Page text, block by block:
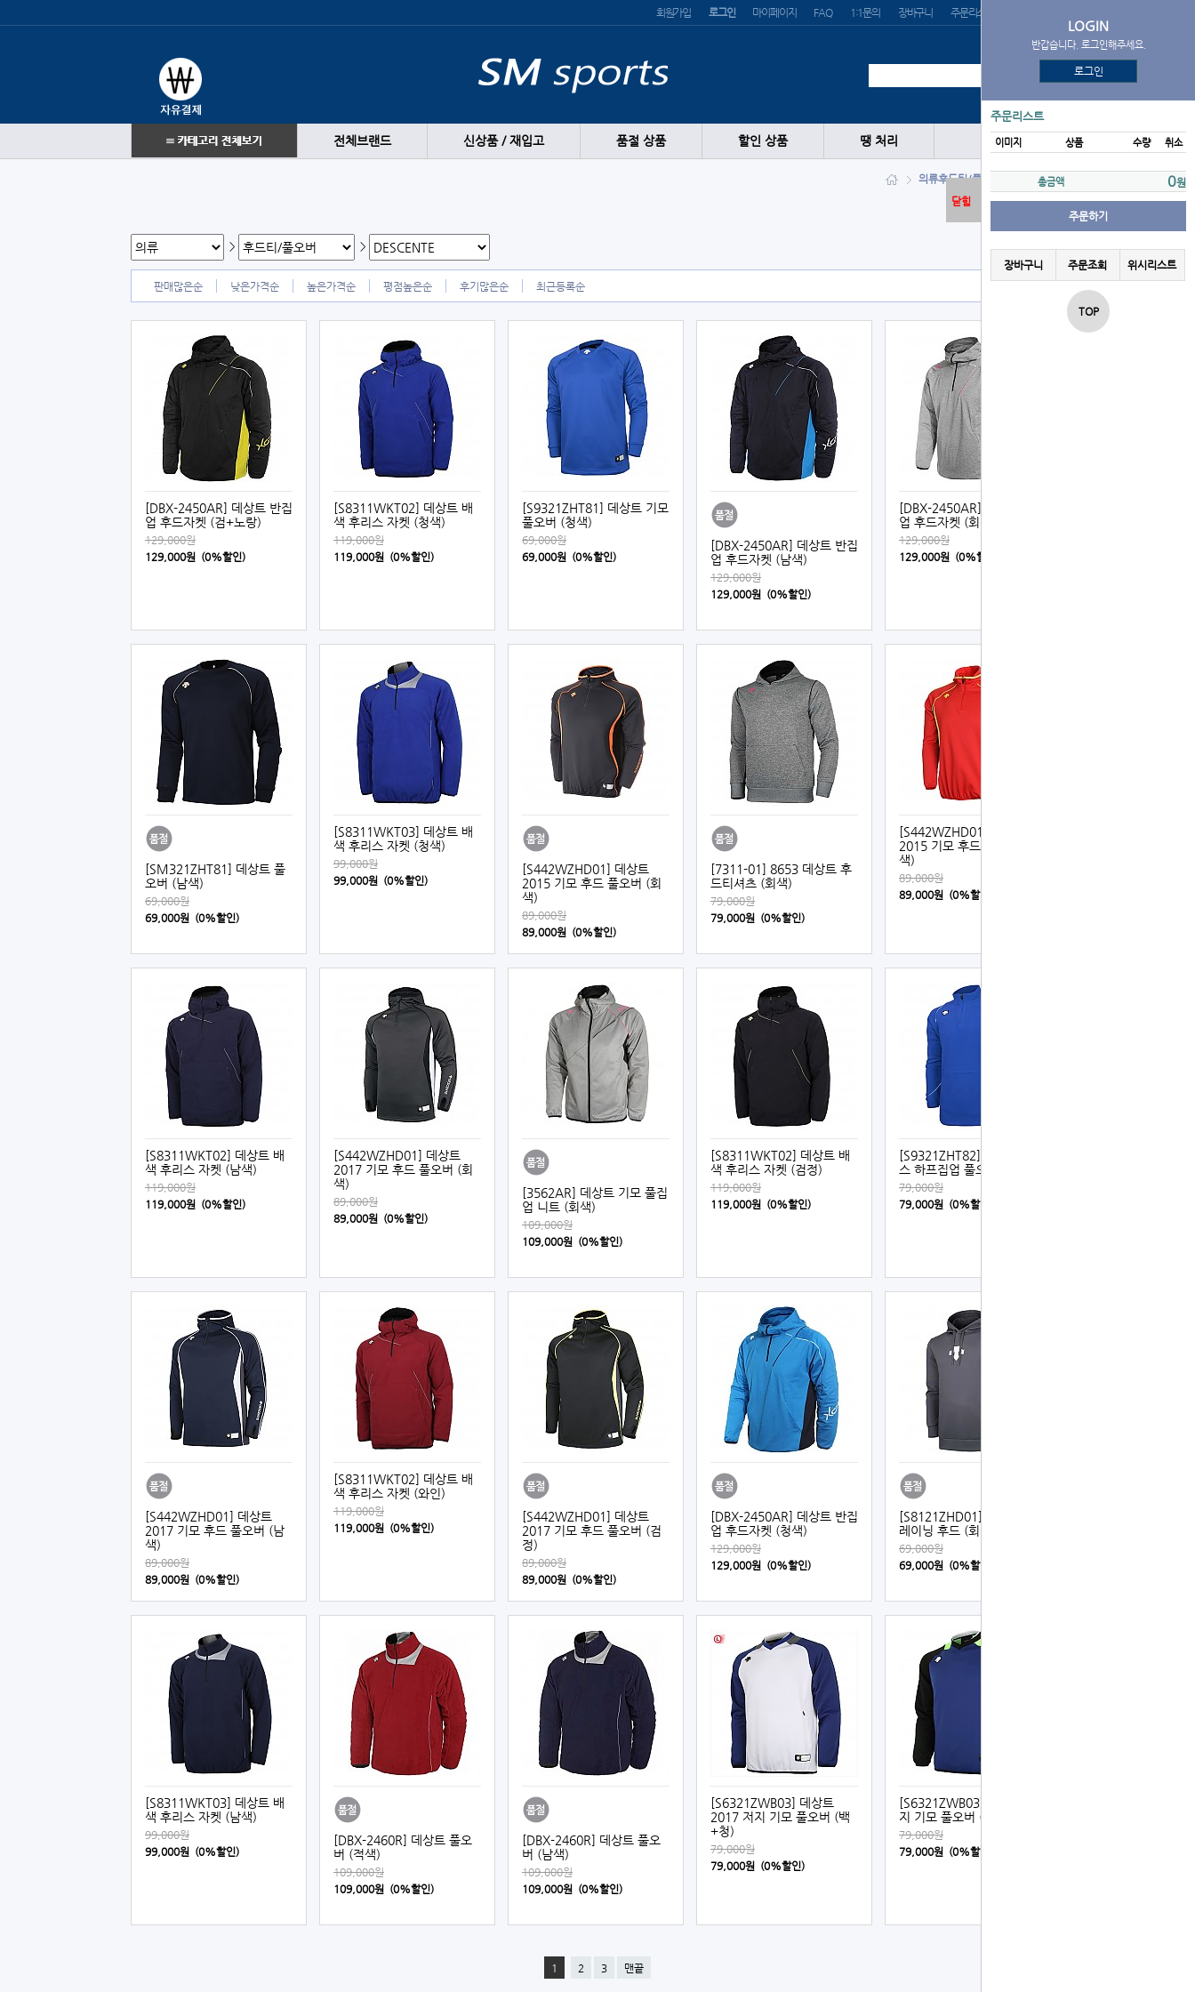
회원가입 로그인 마이페이지 FAQ 1:1문의 장바구니 주문리스트
전체브랜드 신상품 / 재입고 품절 상품 할인 상품 땡 처리
의류후드티/풀오버 DESCENTE
LOGIN
반갑습니다. 로그인해주세요.
로그인
주문리스트
이미지 상품 수량 취소
총금액 0원
주문하기
장바구니 주문조회 위시리스트
TOP
닫힘
> >
판매많은순 낮은가격순 높은가격순 평점높은순 후기많은순 최근등록순
[DBX-2450AR] 데상트 반집
업 후드자켓 (검+노랑)
129,000원
129,000원 (0%할인)
[S8311WKT02] 데상트 배
색 후리스 자켓 (청색)
119,000원
119,000원 (0%할인)
[S9321ZHT81] 데상트 기모
풀오버 (청색)
69,000원
69,000원 (0%할인)
[DBX-2450AR] 데상트 반집
업 후드자켓 (남색)
129,000원
129,000원 (0%할인)
[DBX-2450AR] 데상트 반집
업 후드자켓 (회색)
129,000원
129,000원 (0%할인)
[SM321ZHT81] 데상트 풀
오버 (남색)
69,000원
69,000원 (0%할인)
[S8311WKT03] 데상트 배
색 후리스 자켓 (청색)
99,000원
99,000원 (0%할인)
[S442WZHD01] 데상트
2015 기모 후드 풀오버 (회
색)
89,000원
89,000원 (0%할인)
[7311-01] 8653 데상트 후
드티셔츠 (회색)
79,000원
79,000원 (0%할인)
[S442WZHD01] 데상트
2015 기모 후드 풀오버 (적
색)
89,000원
89,000원 (0%할인)
[S8311WKT02] 데상트 배
색 후리스 자켓 (남색)
119,000원
119,000원 (0%할인)
[S442WZHD01] 데상트
2017 기모 후드 풀오버 (회
색)
89,000원
89,000원 (0%할인)
[3562AR] 데상트 기모 풀집
업 니트 (회색)
109,000원
109,000원 (0%할인)
[S8311WKT02] 데상트 배
색 후리스 자켓 (검정)
119,000원
119,000원 (0%할인)
[S9321ZHT82] 데상트 플리
스 하프집업 풀오버 (청색)
79,000원
79,000원 (0%할인)
[S442WZHD01] 데상트
2017 기모 후드 풀오버 (남
색)
89,000원
89,000원 (0%할인)
[S8311WKT02] 데상트 배
색 후리스 자켓 (와인)
119,000원
119,000원 (0%할인)
[S442WZHD01] 데상트
2017 기모 후드 풀오버 (검
정)
89,000원
89,000원 (0%할인)
[DBX-2450AR] 데상트 반집
업 후드자켓 (청색)
129,000원
129,000원 (0%할인)
[S8121ZHD01] 데상트 트
레이닝 후드 (회색)
69,000원
69,000원 (0%할인)
[S8311WKT03] 데상트 배
색 후리스 자켓 (남색)
99,000원
99,000원 (0%할인)
[DBX-2460R] 데상트 풀오
버 (적색)
109,000원
109,000원 (0%할인)
[DBX-2460R] 데상트 풀오
버 (남색)
109,000원
109,000원 (0%할인)
[S6321ZWB03] 데상트
2017 저지 기모 풀오버 (백
+청)
79,000원
79,000원 (0%할인)
[S6321ZWB03] 데상트 저
지 기모 풀오버 (청색)
79,000원
79,000원 (0%할인)
1 2 3 맨끝